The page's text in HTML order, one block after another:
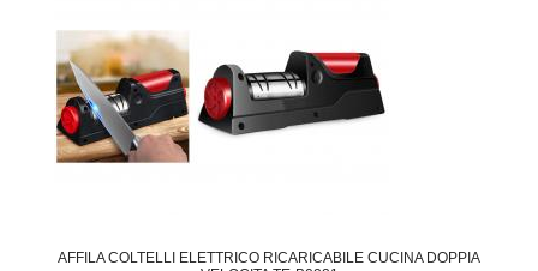
AFFILA COLTELLI ELETTRICO RICARICABILE CUCINA DOPPIA